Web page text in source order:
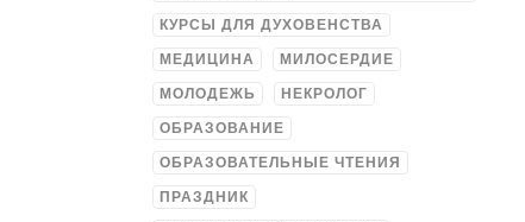
КУРСЫ ДЛЯ ДУХОВЕНСТВА
МЕДИЦИНА МИЛОСЕРДИЕ
МОЛОДЕЖЬ НЕКРОЛОГ
ОБРАЗОВАНИЕ
ОБРАЗОВАТЕЛЬНЫЕ ЧТЕНИЯ
ПРАЗДНИК